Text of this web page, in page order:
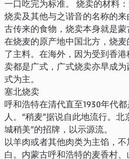
一口吃完为标准。 烧卖的材料
烧卖及其他与之谐音的名称的
古传来的食物，烧卖本身就是蒙
在烧麦的原产地中国北方，烧
了主料。在海外，因为受到香
卖都是广式，广式烧卖亦早成
式为主。
塞北烧卖
呼和浩特在清代直至1930年代
人。“稍麦”据说自此地流行。
城稍美”的招牌，以示源流。
以羊肉或者其他肉类为主馅，
白。内蒙古呼和浩特的麦香村